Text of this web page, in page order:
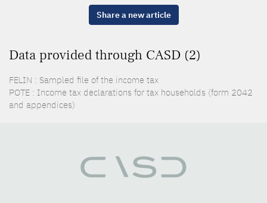
Share a new article
Data provided through CASD (2)
FELIN : Sampled file of the income tax
POTE : Income tax declarations for tax households (form 2042
and appendices)